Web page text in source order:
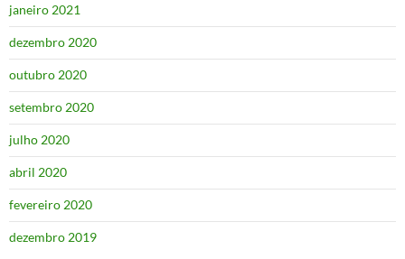
janeiro 2021
dezembro 2020
outubro 2020
setembro 2020
julho 2020
abril 2020
fevereiro 2020
dezembro 2019